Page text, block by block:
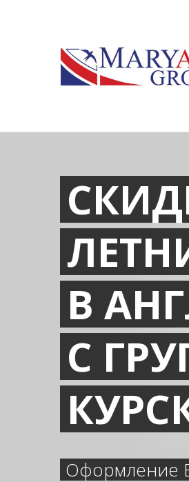
В
С
Оформление